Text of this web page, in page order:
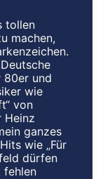
tollen
machen,
80er und
wie
von
Heinz
ganzes
wie „Für
dürfen
fehlen